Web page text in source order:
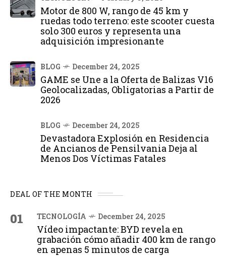
Motor de 800 W, rango de 45 km y
ruedas todo terreno: este scooter cuesta
solo 300 euros y representa una
adquisición impresionante
BLOG December 24, 2025
GAME se Une a la Oferta de Balizas V16
Geolocalizadas, Obligatorias a Partir de
2026
BLOG December 24, 2025
Devastadora Explosión en Residencia
de Ancianos de Pensilvania Deja al
Menos Dos Víctimas Fatales
DEAL OF THE MONTH
01 TECNOLOGÍA December 24, 2025
Vídeo impactante: BYD revela en
grabación cómo añadir 400 km de rango
en apenas 5 minutos de carga